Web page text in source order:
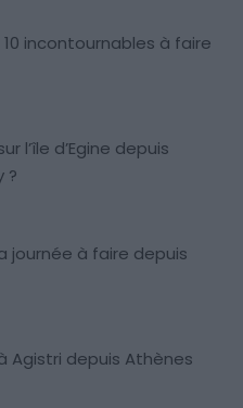
incontournables à faire
l’île d’Egine depuis
?
journée à faire depuis
Agistri depuis Athènes